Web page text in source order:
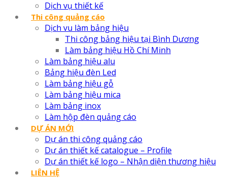
Dịch vụ thiết kế
Thi công quảng cáo
Dịch vu làm bảng hiệu
Thi công bảng hiệu tại Bình Dương
Làm bảng hiệu Hồ Chí Minh
Làm bảng hiệu alu
Bảng hiệu đèn Led
Làm bảng hiệu gỗ
Làm bảng hiệu mica
Làm bảng inox
Làm hộp đèn quảng cáo
DỰ ÁN MỚI
Dự án thi công quảng cáo
Dự án thiết kế catalogue – Profile
Dự án thiết kế logo – Nhận diện thương hiệu
LIÊN HỆ